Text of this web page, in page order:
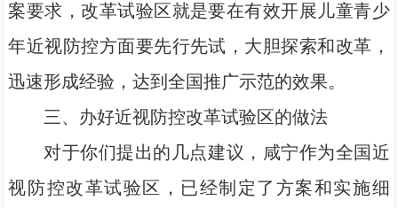
案要求，改革试验区就是要在有效开展儿童青少
年近视防控方面要先行先试，大胆探索和改革，
迅速形成经验，达到全国推广示范的效果。
三、办好近视防控改革试验区的做法
对于你们提出的几点建议，咸宁作为全国近
视防控改革试验区，已经制定了方案和实施细